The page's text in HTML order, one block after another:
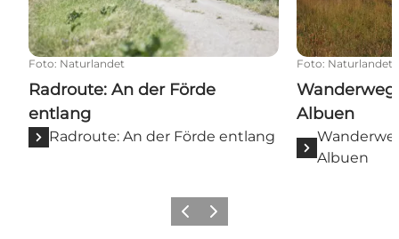
Foto: Naturlandet
Radroute: An der Förde
entlang
Radroute: An der Förde entlang
Foto: Naturlandet
Albuen
Albuen
ZurückWeiter